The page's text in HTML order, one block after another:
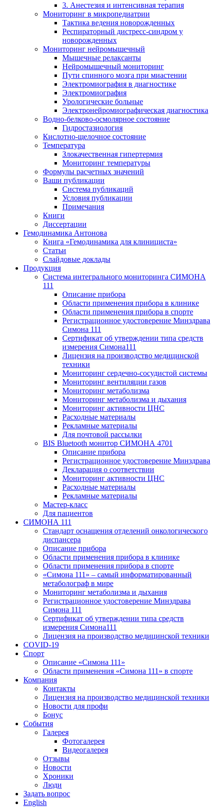
3. Анестезия и интенсивная терапия
Мониторинг в микропедиатрии
Тактика ведения новорожденных
Респираторный дистресс-синдром у
новорожденных
Мониторинг нейромышечный
Мышечные релаксанты
Нейромышечный мониторинг
Пути спинного мозга при миастении
Электромиография в диагностике
Электромиография
Урологические больные
Электронейромиографическая диагностика
Водно-белково-осмолярное состояние
Гидростазиология
Кислотно-щелочное состояние
Температура
Злокачественная гипертермия
Мониторинг температуры
Формулы расчетных значений
Ваши публикации
Система публикаций
Условия публикации
Примечания
Книги
Диссертации
Гемодинамика Антонова
Книга «Гемодинамика для клинициста»
Статьи
Слайдовые доклады
Продукция
Система интегрального мониторинга СИМОНА
111
Описание прибора
Области применения прибора в клинике
Области применения прибора в спорте
Регистрационное удостоверение Минздрава
Симона 111
Сертификат об утверждении типа средств
измерения Симона111
Лицензия на производство медицинской
техники
Мониторинг сердечно-сосудистой системы
Мониторинг вентиляции газов
Мониторинг метаболизма
Мониторинг метаболизма и дыхания
Мониторинг активности ЦНС
Расходные материалы
Рекламные материалы
Для почтовой рассылки
BIS Bluetooth монитор СИМОНА 4701
Описание прибора
Регистрационное удостоверение Минздрава
Декларация о соответствии
Мониторинг активности ЦНС
Расходные материалы
Рекламные материалы
Мастер-класс
Для пациентов
СИМОНА 111
Стандарт оснащения отделений онкологического
диспансера
Описание прибора
Области применения прибора в клинике
Области применения прибора в спорте
«Симона 111» – самый информатированный
метаболограф в мире
Мониторинг метаболизма и дыхания
Регистрационное удостоверение Минздрава
Симона 111
Сертификат об утверждении типа средств
измерения Симона111
Лицензия на производство медицинской техники
COVID-19
Спорт
Описание «Симона 111»
Области применения «Симона 111» в спорте
Компания
Контакты
Лицензия на производство медицинской техники
Новости для профи
Бонус
События
Галерея
Фотогалерея
Видеогалерея
Отзывы
Новости
Хроники
Люди
Задать вопрос
English